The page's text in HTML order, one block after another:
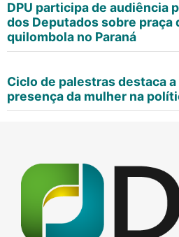
DPU participa de audiência
dos Deputados sobre praça
quilombola no Paraná
Ciclo de palestras destaca
presença da mulher na